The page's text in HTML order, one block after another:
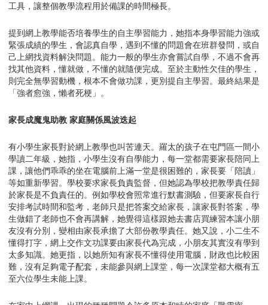
工具，讓整個教學流程用於備課的時間極長。
提到網上教學能否培養學生的自主學習能力，她指本身學習能力強或
緊張成績的學生，會認真自學，遇到不懂的問題會在班群發問，或自
己上網找資料解決問題。能力一般的學生亦會嘗試自學，不過不會再
找其他資料，懂就做，不懂的就隨便完成。至於主動性欠佳的學生，
則完全無學習動機，根本不會做功課，更別提自主學習。最終結果是
「強者愈強，懶者死梗」。
家長成魔鬼助教 家庭關係風波迭起
有小學生家長對於網上教學也叫苦連天。羅太的孩子在屯門區一間小
學讀二年級，她指，小學生沒有自學能力，每一堂都需要家長陪同上
課，讓他們乖乖的坐在電腦前上滿一堂是很困難的，家長要「陪讀」
等如重新學習。學校要求家長負責監督，但她認為學校把教學責任歸
於家長是不負責任的。例如學校會照常進行默書測驗，但要家長自行
安排考試時間和監考，老師只是把答案交給家長，讓家長對答案，學
生做錯了老師也不會再講解，她覺得這樣跟她去書店買練習本讓小朋
友沒有分別，變相由家長承擔了大部份教學責任。她又說，小二生不
懂得打字，網上交作文功課要由家長代為完成，小朋友其實沒有學到
太多知識。她更指，以她所知有家長不懂得使用電腦，財政也比較困
難，沒有足夠電子配套，未能參與網上課堂，每一次課堂都大概有五
至六位學生未能上課。